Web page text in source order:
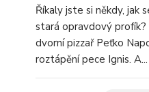
Říkaly jste si někdy, jak
stará opravdový profík?
dvorní pizzař Peťko
roztápění pece Ignis. A...